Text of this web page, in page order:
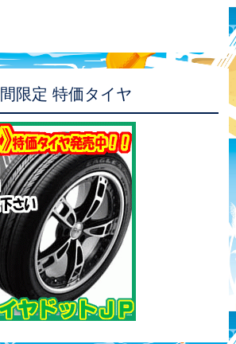
限定 特価タイヤ